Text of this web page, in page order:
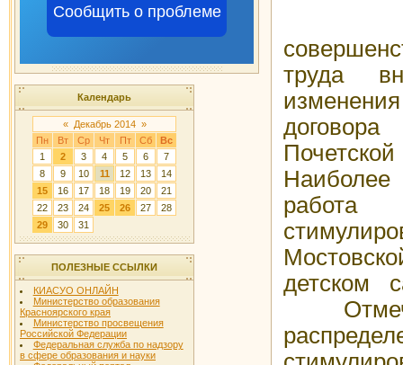
Сообщить о проблеме
Календарь
« Декабрь 2014 »
Пн
Вт Ср Чт Пт Сб
Вс
1
2 3 4 5 6
7
8
9 10 11 12 13
14
15
16 17 18 19 20
21
22
23 24 25 26 27
28
29
30 31
ПОЛЕЗНЫЕ ССЫЛКИ
КИАСУО ОНЛАЙН
Министерство образования
Красноярского края
Министерство просвещения
Российской Федерации
Федеральная служба по надзору
в сфере образования и науки
труда
детском